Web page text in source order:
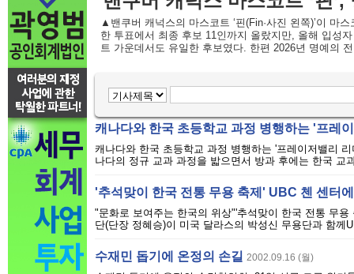
▲밴쿠버 캐넉스의 마스코트 ‘핀(Fin·사진 왼쪽)’이 마
한 투표에서 최종 후보 11인까지 올랐지만, 올해 입성
트 가운데서도 유일한 후보였다. 한편 2026년 명예의
캐나다와 한국 초등학교 과정 병행하는 '프레
캐나다와 한국 초등학교 과정 병행하는 '프레이저밸리
나다의 정규 교과 과정을 밟으면서 방과 후에는 한국
'추석맞이 한국 전통 무용 축제' UBC 첸 센터
"문화로 보여주는 한국의 위상"'추석맞이 한국 전통 무
단(단장 정혜승)이 미국 달라스의 박성신 무용단과 함
수재민 돕기에 온정의 손길 2002.09.16 (월)